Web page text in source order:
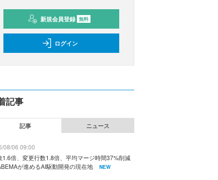
新規会員登録 無料
ログイン
記事
記事 ニュース
08/06 09:00
1.6倍、変更行数1.8倍、平均マージ時間37%削減
が進めるAI駆動開発の現在地
NEW